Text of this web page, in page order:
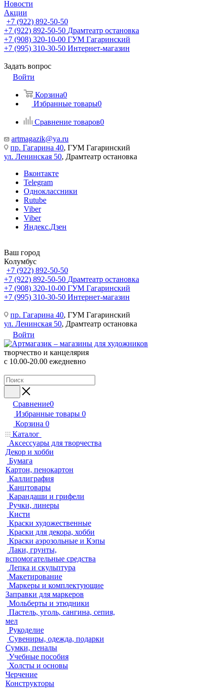
Новости
Акции
+7 (922) 892-50-50
+7 (922) 892-50-50 Драмтеатр остановка
+7 (908) 320-10-00 ГУМ Гагаринский
+7 (995) 310-30-50 Интернет-магазин
Задать вопрос
Войти
Корзина0
Избранные товары0
Сравнение товаров0
artmagazik@ya.ru
пр. Гагарина 40, ГУМ Гагаринский
ул. Ленинская 50, Драмтеатр остановка
Вконтакте
Telegram
Одноклассники
Rutube
Viber
Viber
Яндекс.Дзен
Ваш город
Колумбус
+7 (922) 892-50-50
+7 (922) 892-50-50 Драмтеатр остановка
+7 (908) 320-10-00 ГУМ Гагаринский
+7 (995) 310-30-50 Интернет-магазин
пр. Гагарина 40, ГУМ Гагаринский
ул. Ленинская 50, Драмтеатр остановка
Войти
творчество и канцелярия
с 10.00-20.00 ежедневно
Сравнение0
Избранные товары 0
Корзина 0
Каталог
Аксессуары для творчества
Декор и хобби
Бумага
Картон, пенокартон
Каллиграфия
Канцтовары
Карандаши и грифели
Ручки, линеры
Кисти
Краски художественные
Краски для декора, хобби
Краски аэрозольные и Кэпы
Лаки, грунты,
вспомогательные средства
Лепка и скульптура
Макетирование
Маркеры и комплектующие
Заправки для маркеров
Мольберты и этюдники
Пастель, уголь, сангина, сепия,
мел
Рукоделие
Сувениры, одежда, подарки
Сумки, пеналы
Учебные пособия
Холсты и основы
Черчение
Конструкторы